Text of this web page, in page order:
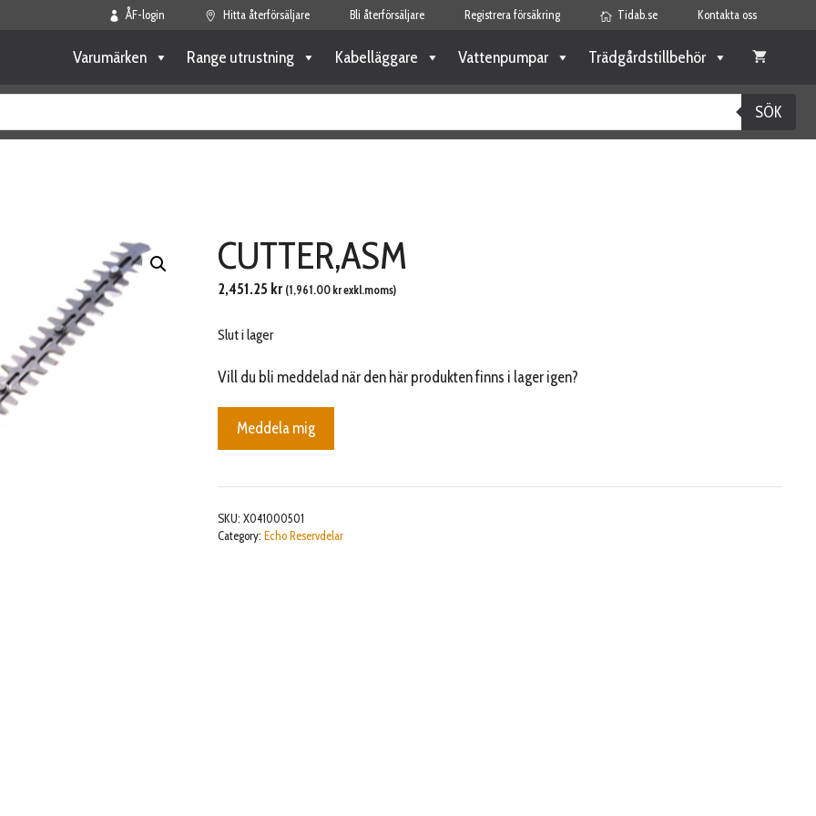
ÅF-login Hitta återförsäljare Bli återförsäljare Registrera försäkring Tidab.se Kontakta oss
Varumärken Range utrustning Kabelläggare Vattenpumpar Trädgårdstillbehör
SÖK
CUTTER,ASM
2,451.25 kr (1,961.00 krexkl.moms)
Slut i lager
Vill du bli meddelad när den här produkten finns i lager igen?
Meddela mig
SKU: X041000501
Category: Echo Reservdelar